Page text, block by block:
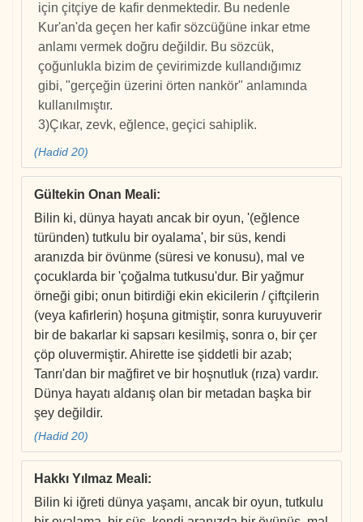
için çitçiye de kafir denmektedir. Bu nedenle
Kur'an'da geçen her kafir sözcüğüne inkar etme
anlamı vermek doğru değildir. Bu sözcük,
çoğunlukla bizim de çevirimizde kullandığımız
gibi, "gerçeğin üzerini örten nankör" anlamında
kullanılmıştır.
3)Çıkar, zevk, eğlence, geçici sahiplik.
(Hadid 20)
Gültekin Onan Meali:
Bilin ki, dünya hayatı ancak bir oyun, '(eğlence
türünden) tutkulu bir oyalama', bir süs, kendi
aranızda bir övünme (süresi ve konusu), mal ve
çocuklarda bir 'çoğalma tutkusu'dur. Bir yağmur
örneği gibi; onun bitirdiği ekin ekicilerin / çiftçilerin
(veya kafirlerin) hoşuna gitmiştir, sonra kuruyuverir
bir de bakarlar ki sapsarı kesilmiş, sonra o, bir çer
çöp oluvermiştir. Ahirette ise şiddetli bir azab;
Tanrı'dan bir mağfiret ve bir hoşnutluk (rıza) vardır.
Dünya hayatı aldanış olan bir metadan başka bir
şey değildir.
(Hadid 20)
Hakkı Yılmaz Meali:
Bilin ki iğreti dünya yaşamı, ancak bir oyun, tutkulu